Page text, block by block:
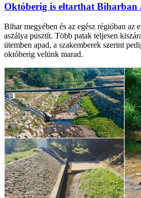
Októberig is eltarthat Biharban
Bihar megyében és az egész régióban az
aszálya pusztít. Több patak teljesen
ütemben apad, a szakemberek szerint
októberig velünk marad.